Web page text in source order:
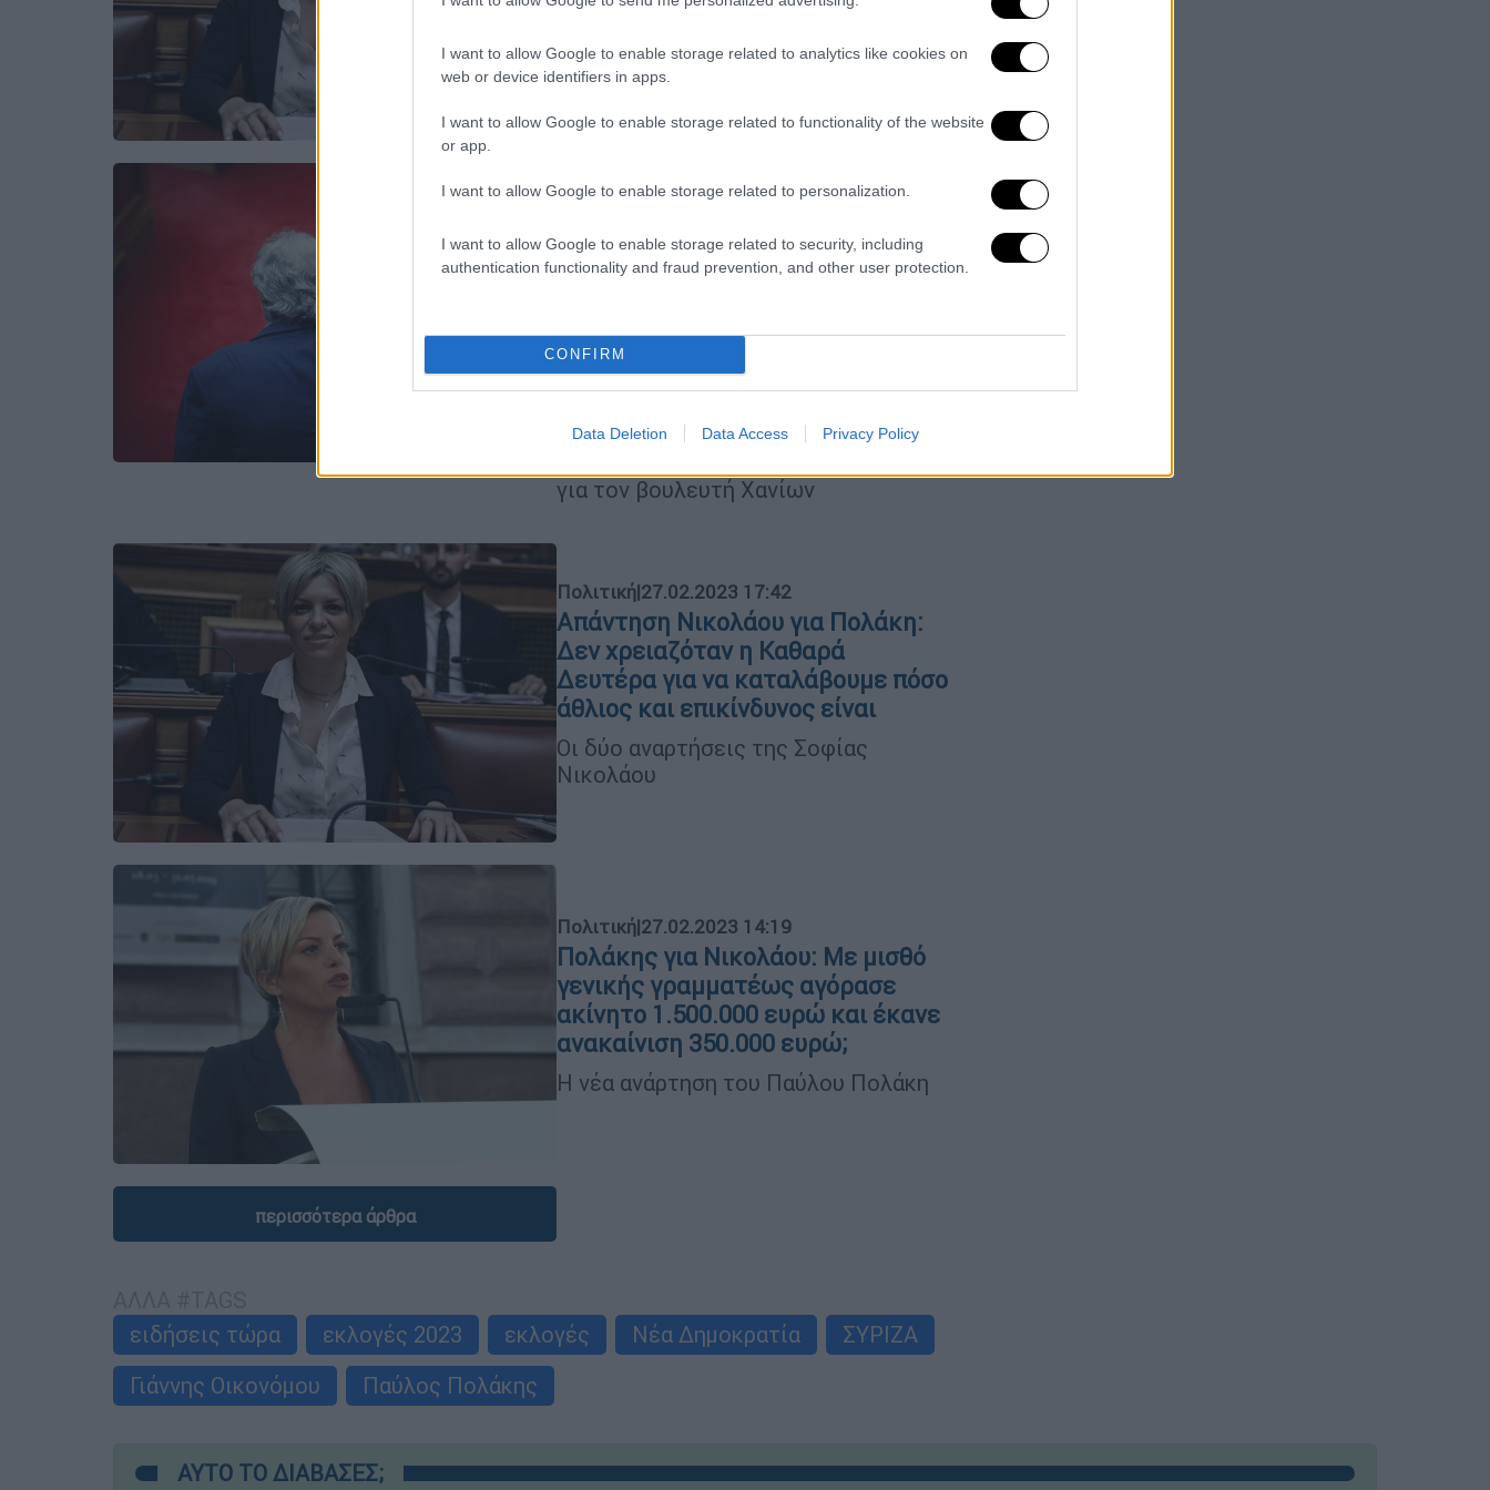
I want to allow Google to enable storage related to analytics like cookies on
web or device identifiers in apps.
I want to allow Google to enable storage related to functionality of the website
or app.
I want to allow Google to enable storage related to personalization.
I want to allow Google to enable storage related to security, including
authentication functionality and fraud prevention, and other user protection.
CONFIRM
Data Deletion Data Access Privacy Policy
Εισαγγελία σχετικά με τις
καταγγελίες Πολάκη
Στα ύψη το πολιτικό θερμόμετρο -
Προβληματισμός στον ΣΥΡΙΖΑ για
Πολάκη, ενώ εκείνος κάνει νέες
Ο μέχρι χθες τομεάρχης διαφάνειας
του ΣΥΡΙΖΑ στην ανάρτησή του
αναδημοσιεύει και προηγούμενη
χαρακτηρισμούς του συζύγου της
για τον βουλευτή Χανίων
Πολιτική|27.02.2023 17:42
Απάντηση Νικολάου για Πολάκη:
Δεν χρειαζόταν η Καθαρά
Δευτέρα για να καταλάβουμε πόσο
άθλιος και επικίνδυνος είναι
Οι δύο αναρτήσεις της Σοφίας
Νικολάου
Πολιτική|27.02.2023 14:19
Πολάκης για Νικολάου: Με μισθό
γενικής γραμματέως αγόρασε
ακίνητο 1.500.000 ευρώ και έκανε
ανακαίνιση 350.000 ευρώ;
Η νέα ανάρτηση του Παύλου Πολάκη
περισσότερα άρθρα
ειδήσεις τώρα
εκλογές 2023 εκλογές Νέα Δημοκρατία
ΣΥΡΙΖΑ
Γιάννης Οικονόμου
Παύλος Πολάκης
ΑΥΤΟ ΤΟ ΔΙΑΒΑΣΕΣ;